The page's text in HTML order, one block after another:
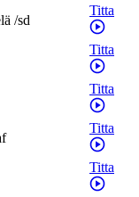
/sd
Titta
Titta
Titta
Titta
Titta